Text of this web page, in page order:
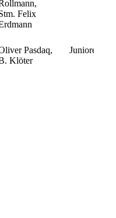
Felix
Pasdaq,
Klöter